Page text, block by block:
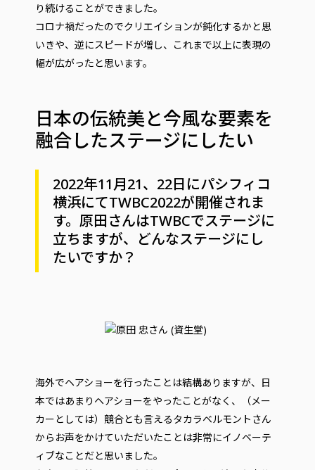
り続けることができました。
コロナ禍だったのでクリエイションが鈍化するかと思
いきや、逆にスピードが増し、これまで以上に表現の
幅が広がったと思います。
日本の伝統美と今風な要素を
融合したステージにしたい
2022年11月21、22日にパシフィコ
横浜にてTWBC2022が開催されま
す。原田さんはTWBCでステージに
立ちますが、どんなステージにし
たいですか？
海外でヘアショーを行ったことは結構ありますが、日
本ではあまりヘアショーをやったことがなく、（メー
カーとしては）競合とも言えるタカラベルモントさん
からお声をかけていただいたことは非常にイノベーテ
ィブなことだと思いました。